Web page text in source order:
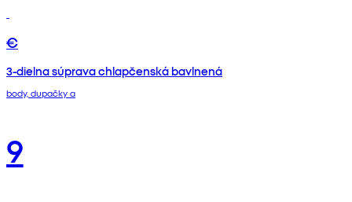
€
3-dielna súprava chlapčenská bavlnená
body, dupačky a
9